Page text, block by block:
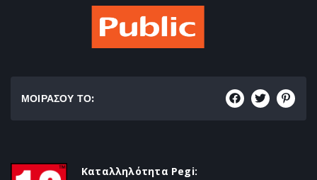
ΜΟΙΡΑΣΟΥ ΤΟ:
Καταλληλότητα Pegi: